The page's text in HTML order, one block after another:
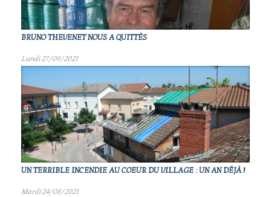
BRUNO THEVENET NOUS A QUITTÉS
Lundi 27/09/2021
UN TERRIBLE INCENDIE AU COEUR DU VILLAGE : UN AN DÉJÀ !
Mardi 24/08/2021